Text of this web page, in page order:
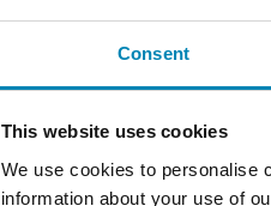
Consent
This website uses cookies
We use cookies to personalise
information about your use of
349 kr
5 Recensioner